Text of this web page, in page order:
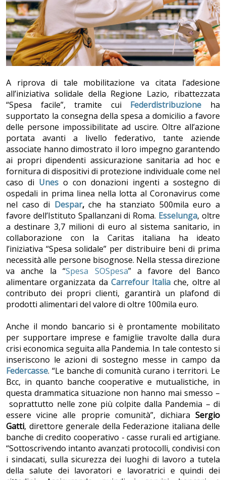
A riprova di tale mobilitazione va citata l’adesione
all’iniziativa solidale della Regione Lazio, ribattezzata
“Spesa facile”, tramite cui Federdistribuzione
ha
supportato la consegna della spesa a domicilio a favore
delle persone impossibilitate ad uscire. Oltre all’azione
portata avanti a livello federativo, tante aziende
associate hanno dimostrato il loro impegno garantendo
ai propri dipendenti assicurazione sanitaria ad hoc e
fornitura di dispositivi di protezione individuale come nel
caso di Unes o con donazioni ingenti a sostegno di
ospedali in prima linea nella lotta al Coronavirus come
nel caso di Despar,che ha stanziato 500mila euro a
favore dell’Istituto Spallanzani di Roma. Esselunga, oltre
a destinare 3,7 milioni di euro al sistema sanitario, in
collaborazione con la Caritas italiana ha ideato
l’iniziativa “Spesa solidale” per distribuire beni di prima
necessità alle persone bisognose. Nella stessa direzione
va anche la “Spesa SOSpesa” a favore del Banco
alimentare organizzata da Carrefour Italia che, oltre al
contributo dei propri clienti, garantirà un plafond di
prodotti alimentari del valore di oltre 100mila euro.
Anche il mondo bancario si è prontamente mobilitato
per supportare imprese e famiglie travolte dalla dura
crisi economica seguita alla Pandemia. In tale contesto si
inseriscono le azioni di sostegno messe in campo da
Federcasse. “Le banche di comunità curano i territori. Le
Bcc, in quanto banche cooperative e mutualistiche, in
questa drammatica situazione non hanno mai smesso –
soprattutto nelle zone più colpite dalla Pandemia – di
essere vicine alle proprie comunità”, dichiara Sergio
Gatti, direttore generale della Federazione italiana delle
banche di credito cooperativo - casse rurali ed artigiane.
“Sottoscrivendo intanto avanzati protocolli, condivisi con
i sindacati, sulla sicurezza dei luoghi di lavoro a tutela
della salute dei lavoratori e lavoratrici e quindi dei